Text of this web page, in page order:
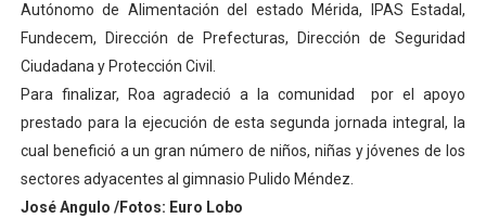
Autónomo de Alimentación del estado Mérida, IPAS Estadal,
Fundecem, Dirección de Prefecturas, Dirección de Seguridad
Ciudadana y Protección Civil.
Para finalizar, Roa agradeció a la comunidad por el apoyo
prestado para la ejecución de esta segunda jornada integral, la
cual benefició a un gran número de niños, niñas y jóvenes de los
sectores adyacentes al gimnasio Pulido Méndez.
José Angulo /Fotos: Euro Lobo